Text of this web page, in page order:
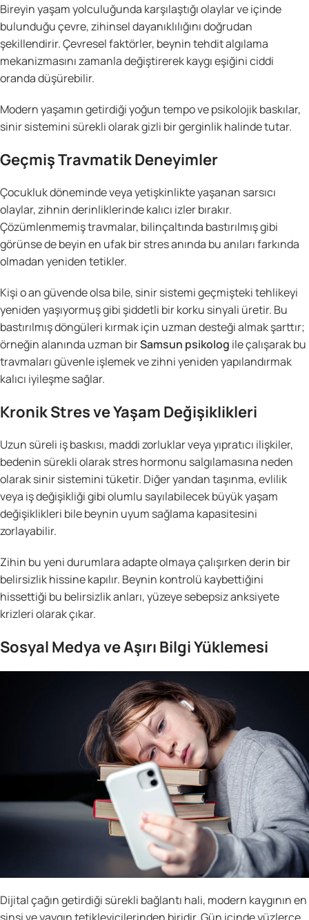
Bireyin yaşam yolculuğunda karşılaştığı olaylar ve içinde
bulunduğu çevre, zihinsel dayanıklılığını doğrudan
şekillendirir. Çevresel faktörler, beynin tehdit algılama
mekanizmasını zamanla değiştirerek kaygı eşiğini ciddi
oranda düşürebilir.
Modern yaşamın getirdiği yoğun tempo ve psikolojik baskılar,
sinir sistemini sürekli olarak gizli bir gerginlik halinde tutar.
Geçmiş Travmatik Deneyimler
Çocukluk döneminde veya yetişkinlikte yaşanan sarsıcı
olaylar, zihnin derinliklerinde kalıcı izler bırakır.
Çözümlenmemiş travmalar, bilinçaltında bastırılmış gibi
görünse de beyin en ufak bir stres anında bu anıları farkında
olmadan yeniden tetikler.
Kişi o an güvende olsa bile, sinir sistemi geçmişteki tehlikeyi
yeniden yaşıyormuş gibi şiddetli bir korku sinyali üretir. Bu
bastırılmış döngüleri kırmak için uzman desteği almak şarttır;
örneğin alanında uzman birSamsun psikolog ile çalışarak bu
travmaları güvenle işlemek ve zihni yeniden yapılandırmak
kalıcı iyileşme sağlar.
Kronik Stres ve Yaşam Değişiklikleri
Uzun süreli iş baskısı, maddi zorluklar veya yıpratıcı ilişkiler,
bedenin sürekli olarak stres hormonu salgılamasına neden
olarak sinir sistemini tüketir. Diğer yandan taşınma, evlilik
veya iş değişikliği gibi olumlu sayılabilecek büyük yaşam
değişiklikleri bile beynin uyum sağlama kapasitesini
zorlayabilir.
Zihin bu yeni durumlara adapte olmaya çalışırken derin bir
belirsizlik hissine kapılır. Beynin kontrolü kaybettiğini
hissettiği bu belirsizlik anları, yüzeye sebepsiz anksiyete
krizleri olarak çıkar.
Sosyal Medya ve Aşırı Bilgi Yüklemesi
Dijital çağın getirdiği sürekli bağlantı hali, modern kaygının en